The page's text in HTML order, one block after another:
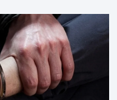
لـ”فضاء إكسبو أكادير”
مخصصا للتعريف بإبداعات
“أكادير، الجوهرة”، الذي